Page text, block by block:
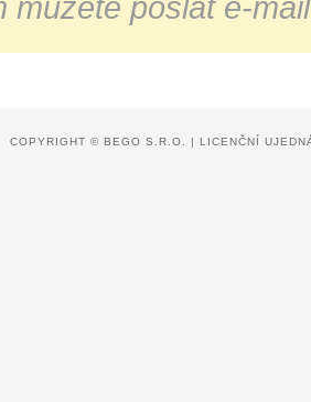
COPYRIGHT © BEGO S.R.O. | LICENČNÍ